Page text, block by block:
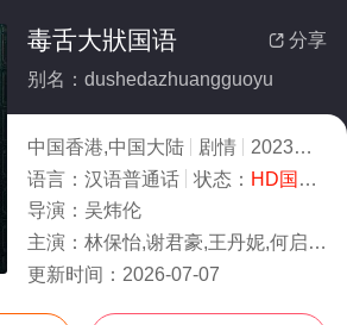
 分享
毒舌大狀国语
别名：dushedazhuangguoyu
中国香港,中国大陆 剧情 2023
7.0
语言： 汉语普通话 状态： HD国语/高清
导演： 吴炜伦
主演： 林保怡,谢君豪,王丹妮,何启华,徐浩昌,王敏德,栢天男,谷德昭,廖子妤,周
更新时间： 2026-07-07